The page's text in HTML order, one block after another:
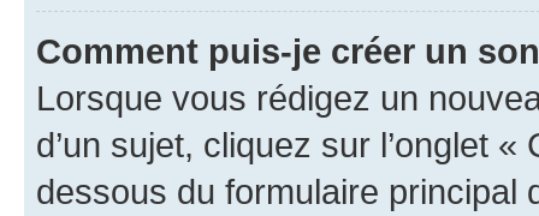
Comment puis-je créer un
Lorsque vous rédigez un
d’un sujet, cliquez sur l’onglet
dessous du formulaire principal